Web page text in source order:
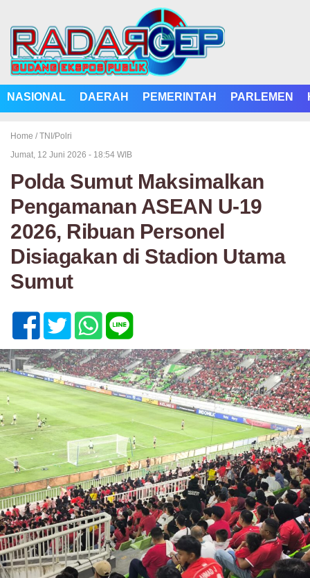
NASIONAL DAERAH PEMERINTAH PARLEMEN
Home / TNI/Polri
Jumat, 12 Juni 2026 - 18:54 WIB
Polda Sumut Maksimalkan
Pengamanan ASEAN U-19
2026, Ribuan Personel
Disiagakan di Stadion Utama
Sumut